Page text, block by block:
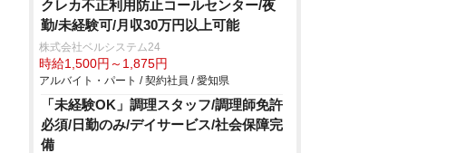
クレカ不正利用防止コールセンター/夜
勤/未経験可/月収30万円以上可能
株式会社ベルシステム24
時給1,500円～1,875円
アルバイト・パート / 契約社員 / 愛知県
「未経験OK」調理スタッフ/調理師免許
必須/日勤のみ/デイサービス/社会保障完
備